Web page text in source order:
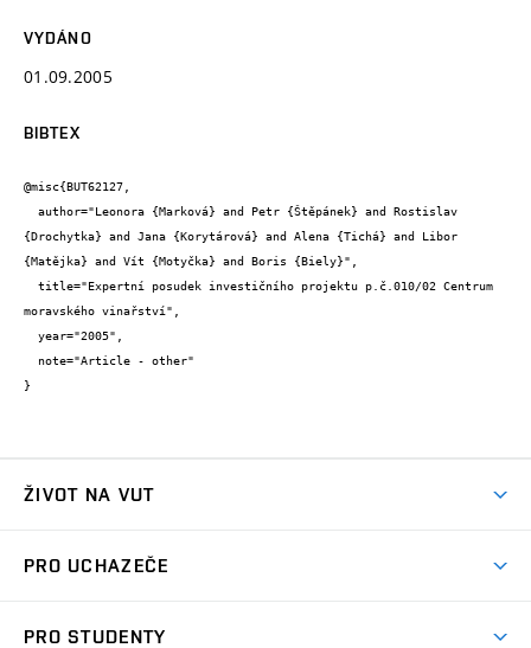
VYDÁNO
01.09.2005
BIBTEX
@misc{BUT62127,
{Drochytka} and Jana {Korytárová} and Alena {Tichá} and Libor
{Matějka} and Vít {Motyčka} and Boris {Biely}",
moravského vinařství",
}
ŽIVOT NA VUT
Koleje
PRO UCHAZEČE
PRO STUDENTY